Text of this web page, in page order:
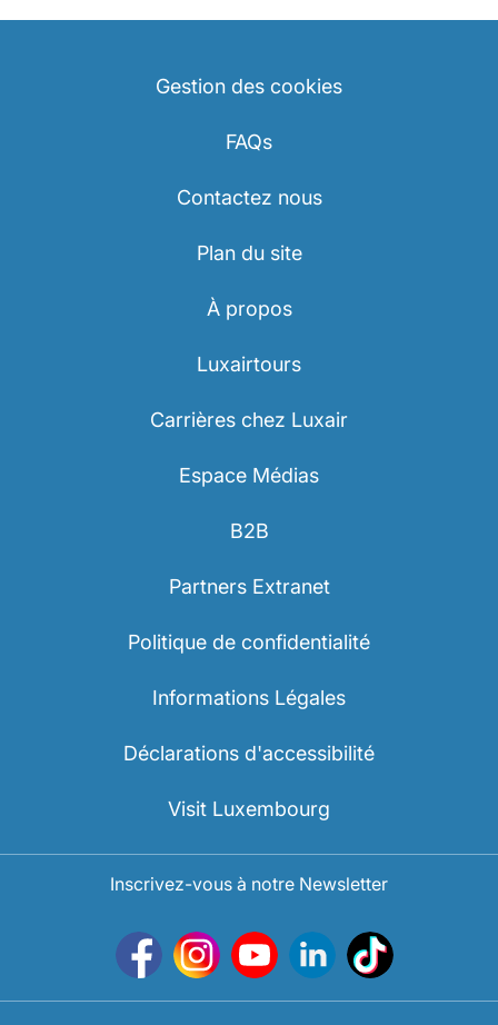
Gestion des cookies
FAQs
Contactez nous
Plan du site
À propos
Luxairtours
Carrières chez Luxair
Espace Médias
B2B
Partners Extranet
Politique de confidentialité
Informations Légales
Déclarations d'accessibilité
Visit Luxembourg
Inscrivez-vous à notre Newsletter